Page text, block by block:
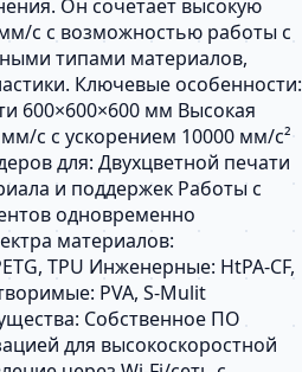
Он сочетает высокую
с с возможностью работы с
типами материалов,
Ключевые особенности:
600×600×600 мм Высокая
с с ускорением 10000 мм/с²
для: Двухцветной печати
и поддержек Работы с
одновременно
материалов:
TPU Инженерные: HtPA-CF,
PVA, S-Mulit
Собственное ПО
для высокоскоростной